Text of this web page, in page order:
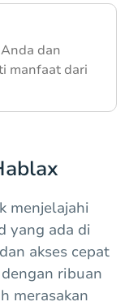
dan
manfaat dari
menjelajahi
yang ada di
akses cepat
ribuan
merasakan